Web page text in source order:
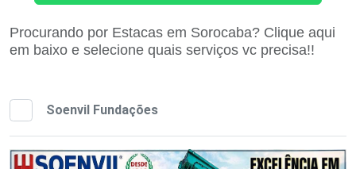
Procurando por Estacas em Sorocaba? Clique aqui
em baixo e selecione quais serviços vc precisa!!
Soenvil Fundações